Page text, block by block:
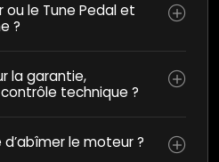
le Tune Pedal et
?
la garantie,
technique ?
le moteur ?